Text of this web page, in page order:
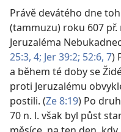
Právě devátého dne
(tammuzu) roku 607
Jeruzaléma
25:3, 4; Jer 39:2; 52:6, 7)
a během té doby se
proti Jeruzalému
postili. (Ze 8:19) Po
70 n. l. však byl půst